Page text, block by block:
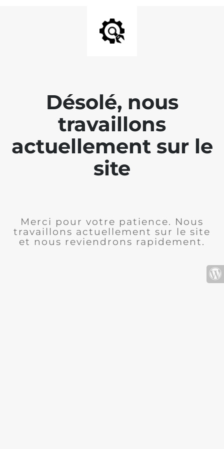
Désolé, nous
travaillons
actuellement sur le
site
Merci pour votre patience. Nous
travaillons actuellement sur le site
et nous reviendrons rapidement.